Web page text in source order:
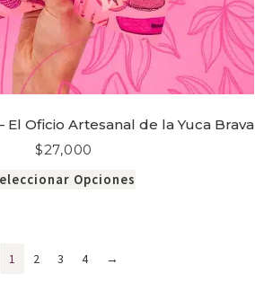
El Oficio Artesanal de la Yuca Brava
$27,000
Opciones
1 2 3 4 →